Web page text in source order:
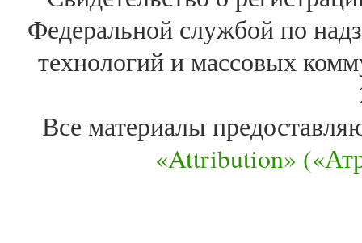
Федеральной службой по
технологий и массовых
Все материалы
«Attribution»